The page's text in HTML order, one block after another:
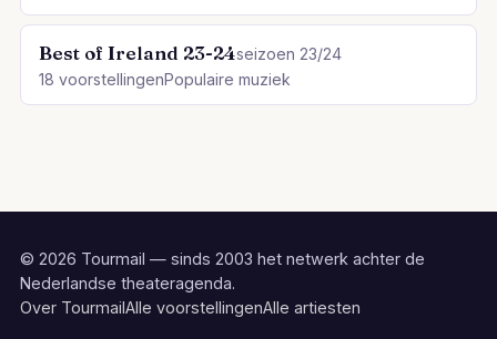
Best of Ireland 23-24seizoen 23/24
18 voorstellingenPopulaire muziek
© 2026 Tourmail — sinds 2003 het netwerk achter de
Nederlandse theateragenda.
Over TourmailAlle voorstellingenAlle artiesten